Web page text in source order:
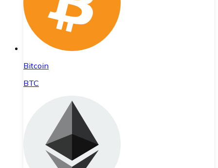
Bitcoin
BTC